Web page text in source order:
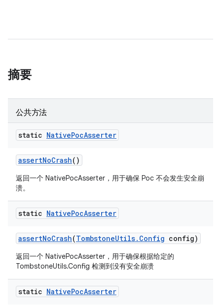
摘要
公共方法
static NativePocAsserter
assertNoCrash()
返回一个 NativePocAsserter，用于确保 Poc 不会发生安全崩
溃。
static NativePocAsserter
assertNoCrash(TombstoneUtils. Config config)
返回一个 NativePocAsserter，用于确保根据给定的
TombstoneUtils.Config 检测到没有安全崩溃
static NativePocAsserter